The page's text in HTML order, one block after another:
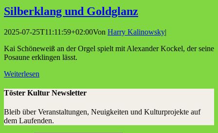
Sil­ber­klang und Goldglanz
2025-07-25T11:11:59+02:00Von Harry Kalinowsky|
Kai Schöneweiß an der Orgel spielt mit Alexander Kockel, der seine
Posaune erklingen lässt.
Weiterlesen
Töster Kultur Newsletter
Bleib über Veranstaltungen, Neuigkeiten und Kulturprojekte auf
dem Laufenden.